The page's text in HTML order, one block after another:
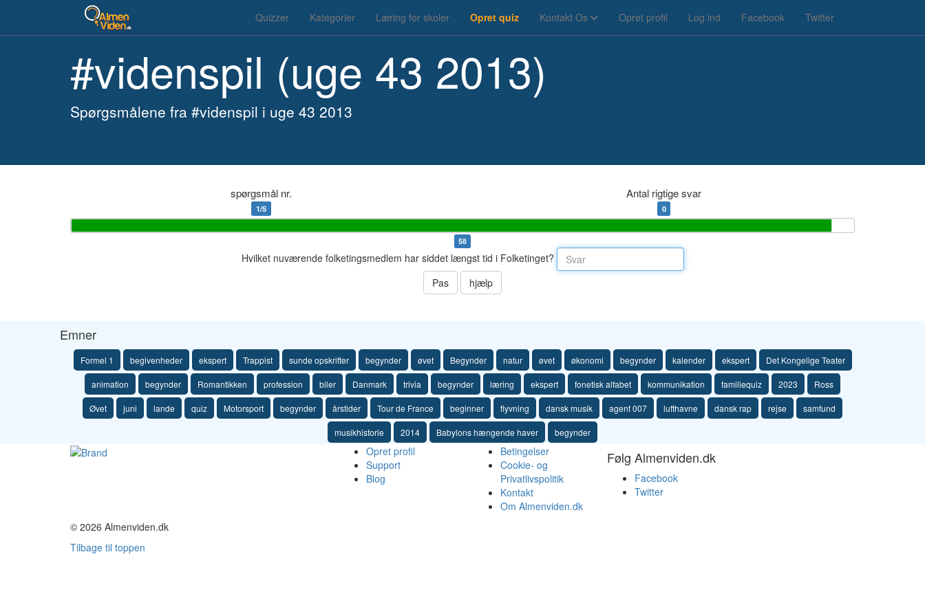
Quizzer Kategorier Læring for skoler Opret quiz Kontakt Os Opret profil Log ind Facebook Twitter
#videnspil (uge 43 2013)
Spørgsmålene fra #videnspil i uge 43 2013
spørgsmål nr.
1/5
Antal rigtige svar
0
57
Hvilket nuværende folketingsmedlem har siddet længst tid i Folketinget?
Pas
hjælp
Emner
Formel 1 begivenheder ekspert Trappist sunde opskrifter begynder øvet Begynder natur øvet økonomi begynder kalender ekspert Det Kongelige Teater
animation begynder Romantikken profession biler Danmark trivia begynder læring ekspert fonetisk alfabet kommunikation familiequiz 2023 Ross
Øvet juni lande quiz Motorsport begynder årstider Tour de France beginner flyvning dansk musik agent 007 lufthavne dansk rap rejse samfund
musikhistorie 2014 Babylons hængende haver begynder
Opret profil
Support
Blog
Betingelser
Cookie- og
Privatlivspolitik
Kontakt
Om Almenviden.dk
Følg Almenviden.dk
Facebook
Twitter
© 2026 Almenviden.dk
Tilbage til toppen